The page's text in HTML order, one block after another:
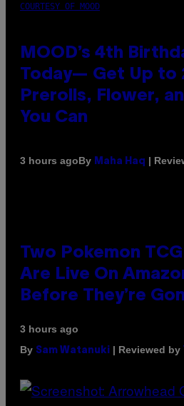
COURTESY OF MOOD
MOOD’s 4th
Today— Get Up to
Prerolls, Flower,
You Can
3 hours agoBy Maha Haq |
Two Pokemon
Are Live On
Before They’re
3 hours ago
By Sam Watanuki | Reviewed by